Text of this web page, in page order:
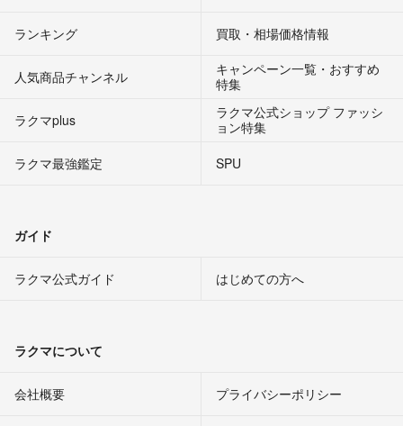
ランキング 買取・相場価格情報
人気商品チャンネル
キャンペーン一覧・おすすめ
特集
ラクマplus
ラクマ公式ショップ ファッシ
ョン特集
ラクマ最強鑑定
SPU
ガイド
ラクマ公式ガイド はじめての方へ
ラクマについて
会社概要 プライバシーポリシー